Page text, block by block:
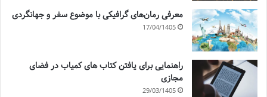
معرفی رمان‌های گرافیکی با موضوع سفر و جهانگردی
17/04/1405
راهنمایی برای یافتن کتاب های کمیاب در فضای
مجازی
29/03/1405